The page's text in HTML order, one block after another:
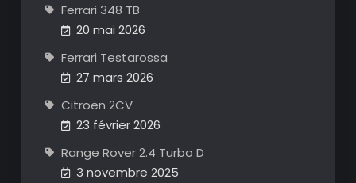
Ferrari 348 TB
20 mai 2026
Ferrari Testarossa
27 mars 2026
Citroën 2CV
23 février 2026
Range Rover 2.4 Turbo D
3 novembre 2025